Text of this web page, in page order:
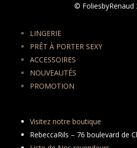
© FoliesbyRenaud
LINGERIE
PRÊT À PORTER SEXY
ACCESSOIRES
NOUVEAUTÉS
PROMOTION
Visitez notre boutique
RebeccaRils – 76 boulevard de